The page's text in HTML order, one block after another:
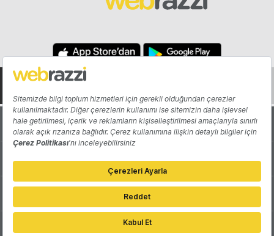
Hakkında Yazarlar
Katkıda Bulun Reklam